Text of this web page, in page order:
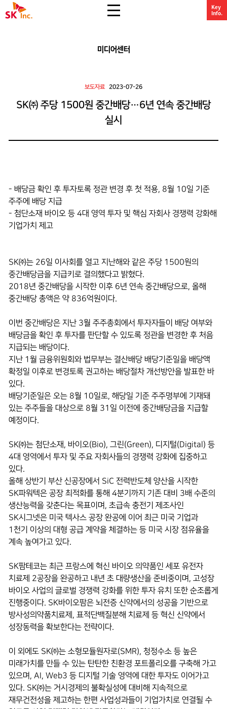
SK주식회사 전체 메뉴 열기
Key
Info.
미디어센터
보도자료 2023-07-26
SK㈜ 주당 1500원 중간배당…6년 연속 중간배당
실시
- 배당금 확인 후 투자토록 정관 변경 후 첫 적용, 8월 10일 기준
주주에 배당 지급
- 첨단소재 바이오 등 4대 영역 투자 및 핵심 자회사 경쟁력 강화해
기업가치 제고
SK㈜는 26일 이사회를 열고 지난해와 같은 주당 1500원의
중간배당금을 지급키로 결의했다고 밝혔다.
2018년 중간배당을 시작한 이후 6년 연속 중간배당으로, 올해
중간배당 총액은 약 836억원이다.
이번 중간배당은 지난 3월 주주총회에서 투자자들이 배당 여부와
배당금을 확인 후 투자를 판단할 수 있도록 정관을 변경한 후 처음
지급되는 배당이다.
지난 1월 금융위원회와 법무부는 결산배당 배당기준일을 배당액
확정일 이후로 변경토록 권고하는 배당절차 개선방안을 발표한 바
있다.
배당기준일은 오는 8월 10일로, 해당일 기준 주주명부에 기재돼
있는 주주들을 대상으로 8월 31일 이전에 중간배당금을 지급할
예정이다.
SK㈜는 첨단소재, 바이오(Bio), 그린(Green), 디지털(Digital) 등
4대 영역에서 투자 및 주요 자회사들의 경쟁력 강화에 집중하고
있다.
올해 상반기 부산 신공장에서 SiC 전력반도체 양산을 시작한
SK파워텍은 공장 최적화를 통해 4분기까지 기존 대비 3배 수준의
생산능력을 갖춘다는 목표이며, 초급속 충전기 제조사인
SK시그넷은 미국 텍사스 공장 완공에 이어 최근 미국 기업과
1천기 이상의 대형 공급 계약을 체결하는 등 미국 시장 점유율을
계속 높여가고 있다.
SK팜테코는 최근 프랑스에 혁신 바이오 의약품인 세포 유전자
치료제 2공장을 완공하고 내년 초 대량생산을 준비중이며, 고성장
바이오 사업의 글로벌 경쟁력 강화를 위한 투자 유치 또한 순조롭게
진행중이다. SK바이오팜은 뇌전증 신약에서의 성공을 기반으로
방사성의약품치료제, 표적단백질분해 치료제 등 혁신 신약에서
성장동력을 확보한다는 전략이다.
이 외에도 SK㈜는 소형모듈원자로(SMR), 청정수소 등 높은
미래가치를 만들 수 있는 탄탄한 친환경 포트폴리오를 구축해 가고
있으며, AI, Web3 등 디지털 기술 영역에 대한 투자도 이어가고
있다. SK㈜는 거시경제의 불확실성에 대비해 지속적으로
재무건전성을 제고하는 한편 사업성과들이 기업가치로 연결될 수